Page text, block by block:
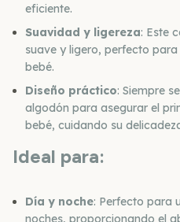
eficiente.
Suavidad y ligereza: Este
suave y ligero, perfecto
bebé.
Diseño práctico: Siempre
algodón para asegurar el
bebé, cuidando su
Ideal para:
Día y noche: Perfecto para
noches, proporcionando el